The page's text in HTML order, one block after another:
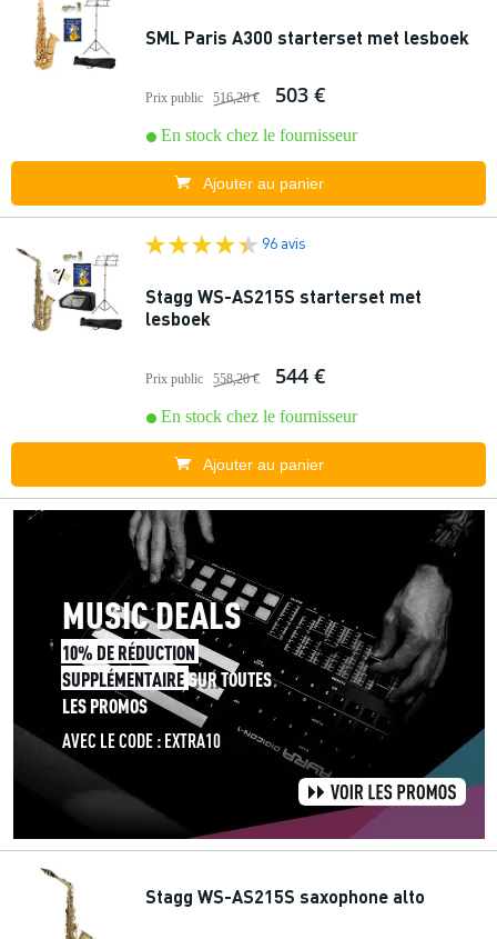
SML Paris A300 starterset met lesboek
Prix public 516,20 € 503 €
En stock chez le fournisseur
Ajouter au panier
96 avis
Stagg WS-AS215S starterset met
lesboek
Prix public 558,20 € 544 €
En stock chez le fournisseur
Ajouter au panier
Stagg WS-AS215S saxophone alto